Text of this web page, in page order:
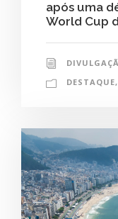
após uma
World Cup
DESTAQUE,